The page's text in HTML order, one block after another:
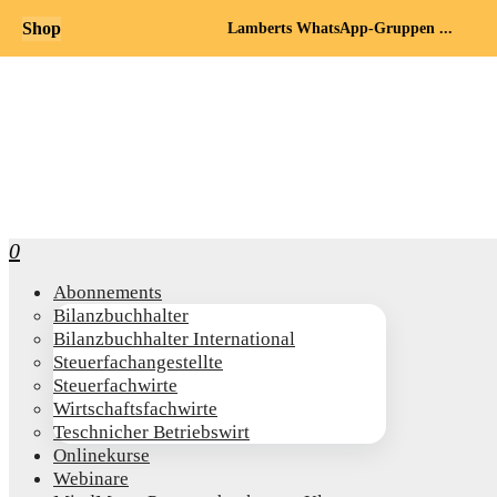
0
Abon­ne­ments
Bilanz­buch­hal­ter
Bilanz­buch­hal­ter International
Steu­er­fach­an­ge­stell­te
Steu­er­fach­wir­te
Wirt­schafts­fach­wir­te
Teschni­cher Betriebswirt
Online­kur­se
Web­i­na­re
Shop Lamberts WhatsApp-Gruppen ...